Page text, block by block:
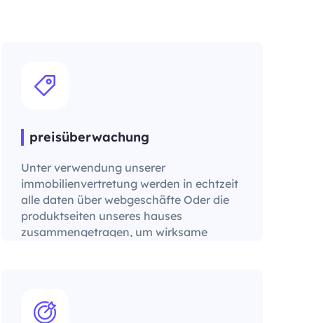
preisüberwachung
Unter verwendung unserer
immobilienvertretung werden in echtzeit
alle daten über webgeschäfte Oder die
produktseiten unseres hauses
zusammengetragen, um wirksame